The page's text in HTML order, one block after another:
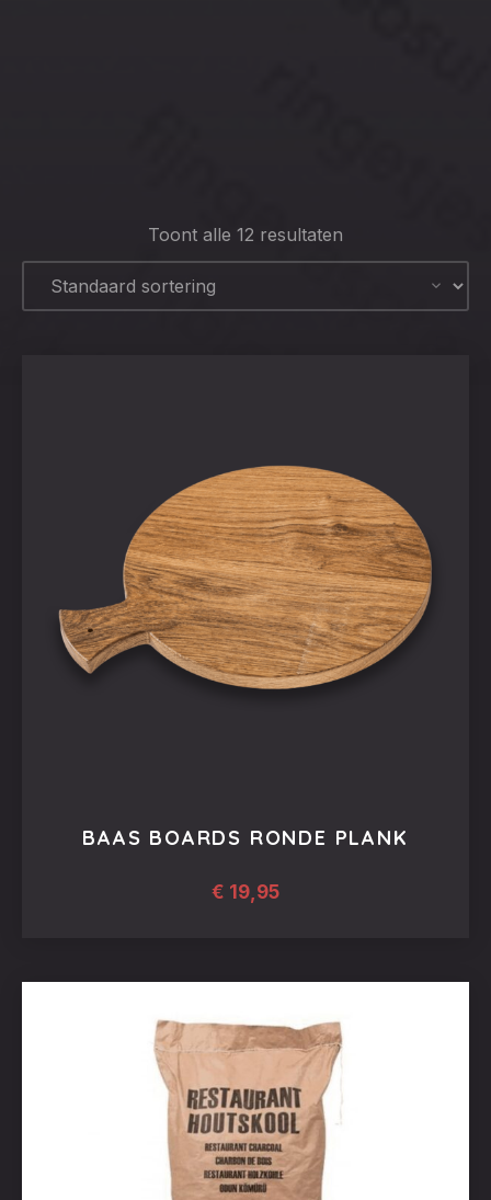
Toont alle 12 resultaten
BAAS BOARDS RONDE PLANK
€ 19,95